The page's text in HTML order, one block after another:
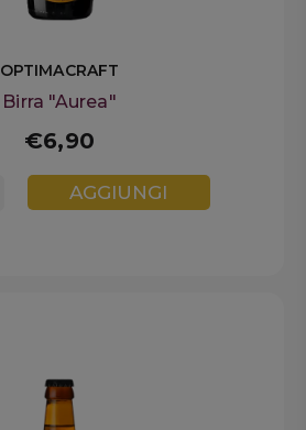
OPTIMACRAFT
Birra "Aurea"
€6,90
AGGIUNGI